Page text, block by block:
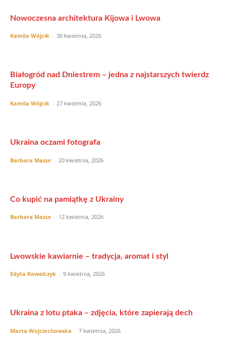
Nowoczesna architektura Kijowa i Lwowa
Kamila Wójcik - 30 kwietnia, 2026
Białogród nad Dniestrem – jedna z najstarszych twierdz
Europy
Kamila Wójcik - 27 kwietnia, 2026
Ukraina oczami fotografa
Barbara Mazur - 20 kwietnia, 2026
Co kupić na pamiątkę z Ukrainy
Barbara Mazur - 12 kwietnia, 2026
Lwowskie kawiarnie – tradycja, aromat i styl
Edyta Kowalczyk - 9 kwietnia, 2026
Ukraina z lotu ptaka – zdjęcia, które zapierają dech
Marta Wojciechowska - 7 kwietnia, 2026